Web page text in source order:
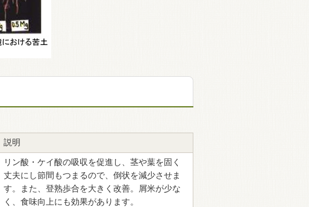
説明
リン酸・ケイ酸の吸収を促進し、茎や葉を固く
丈夫にし節間もつまるので、倒状を減少させま
す。また、登熟歩合を大きく改善。屑米が少な
く、食味向上にも効果があります。